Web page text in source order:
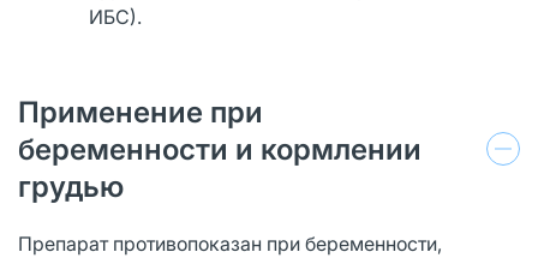
ИБС).
Применение при
беременности и кормлении
грудью
Препарат противопоказан при беременности,